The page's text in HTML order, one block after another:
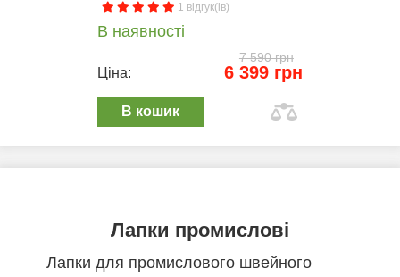
1 відгук(ів)
В наявності
7 590 грн
Ціна: 6 399 грн
В кошик
Лапки промислові
Лапки для промислового швейного